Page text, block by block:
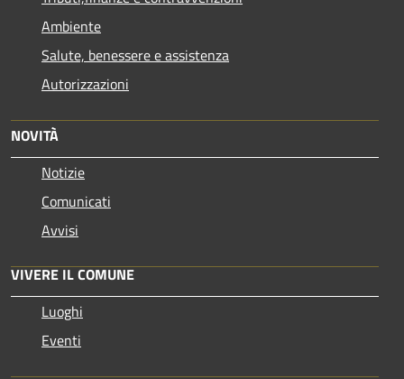
Ambiente
Salute, benessere e assistenza
Autorizzazioni
NOVITÀ
Notizie
Comunicati
Avvisi
VIVERE IL COMUNE
Luoghi
Eventi